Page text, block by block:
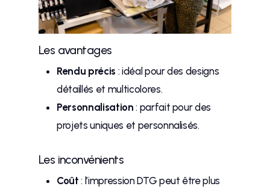
Les avantages
Rendu précis : idéal pour des designs
détaillés et multicolores.
Personnalisation : parfait pour des
projets uniques et personnalisés.
Les inconvénients
Coût : l’impression DTG peut être plus